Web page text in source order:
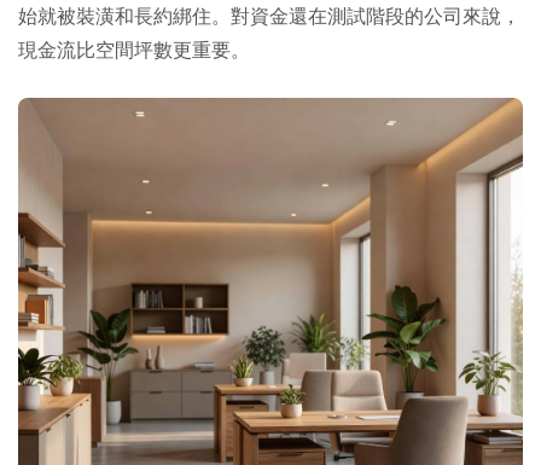
始就被裝潢和長約綁住。對資金還在測試階段的公司來說，
現金流比空間坪數更重要。